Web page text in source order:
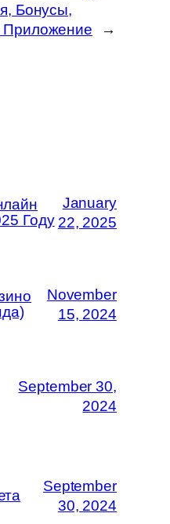
Бонусы,
→
Году
January
22, 2025
November
15, 2024
September 30,
2024
September
30, 2024